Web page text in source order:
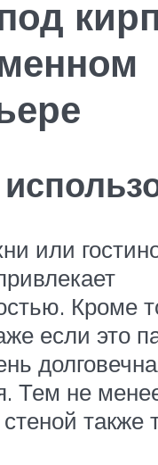
или
Кроме
если это
Тем не
также